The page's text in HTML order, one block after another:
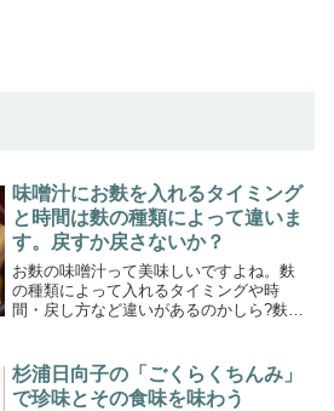
味噌汁にお麩を入れるタイミング
と時間は麩の種類によって違いま
す。戻すか戻さないか？
お麩の味噌汁って美味しいですよね。麩
の種類によって入れるタイミングや時
間・戻し方など違いがあるのかしら?麩の
ですか？それとも食べる直前？麩の種類
（後述）によっては事前の...
杉浦日向子の「ごくらくちんみ」
で珍味とその食味を味わう